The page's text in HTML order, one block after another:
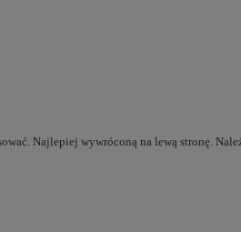
Najlepiej wywróconą na lewą stronę.